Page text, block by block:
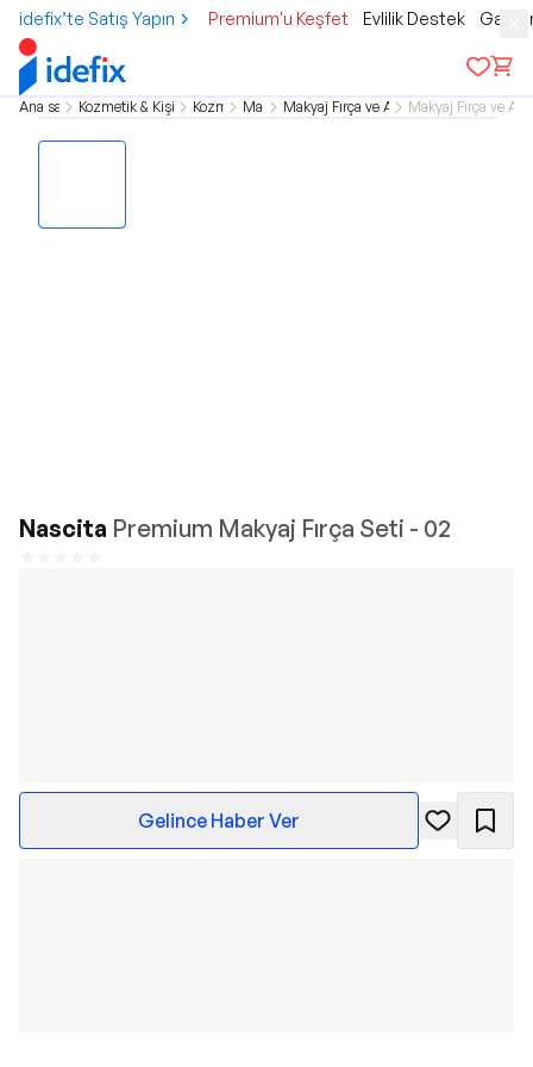
idefix’te Satış Yapın Premium'u Keşfet Evlilik Destek
Ana sayfaKozmetik & Kişisel Bakım
KozmetikMakyajMakyaj Fırça ve AksesuarlarMakyaj Fırça ve
Nascita Premium Makyaj Fırça Seti - 02
Gelince Haber Ver